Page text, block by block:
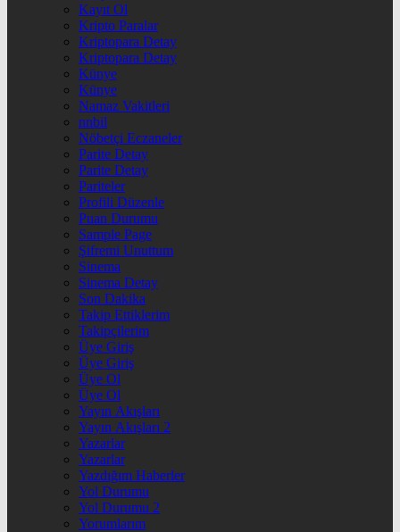
Kayıt Ol
Kripto Paralar
Kriptopara Detay
Kriptopara Detay
Künye
Künye
Namaz Vakitleri
nnbil
Nöbetçi Eczaneler
Parite Detay
Parite Detay
Pariteler
Profili Düzenle
Puan Durumu
Sample Page
Şifremi Unuttum
Sinema
Sinema Detay
Son Dakika
Takip Ettiklerim
Takipçilerim
Üye Giriş
Üye Giriş
Üye Ol
Üye Ol
Yayın Akışları
Yayın Akışları 2
Yazarlar
Yazarlar
Yazdığım Haberler
Yol Durumu
Yol Durumu 2
Yorumlarım